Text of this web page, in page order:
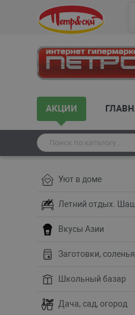
АКЦИИ
Уют в доме
Летний отдых.
Вкусы Азии
Заготовки, соленья
Школьный базар
Дача, сад, огород